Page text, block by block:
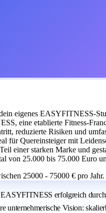
eigenes EASYFITNESS-
eine etablierte Fitness-
reduzierte Risiken und
für Quereinsteiger mit
einer starken Marke und
von 25.000 bis 75.000 Euro
25000 - 75000 € pro Jahr.
erfolgreich
unternehmerische Vision: